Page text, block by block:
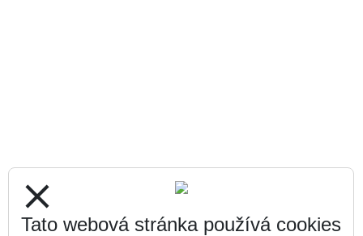
close
Tato webová stránka používá cookies